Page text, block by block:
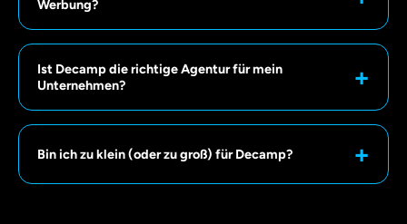
Werbung?
Ist Decamp die richtige Agentur für mein
Unternehmen?
Bin ich zu klein (oder zu groß) für Decamp?